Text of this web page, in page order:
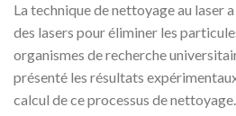
La technique de nettoyage au laser
des lasers pour éliminer les
organismes de recherche
présenté les résultats
calcul de ce processus de nettoyage.